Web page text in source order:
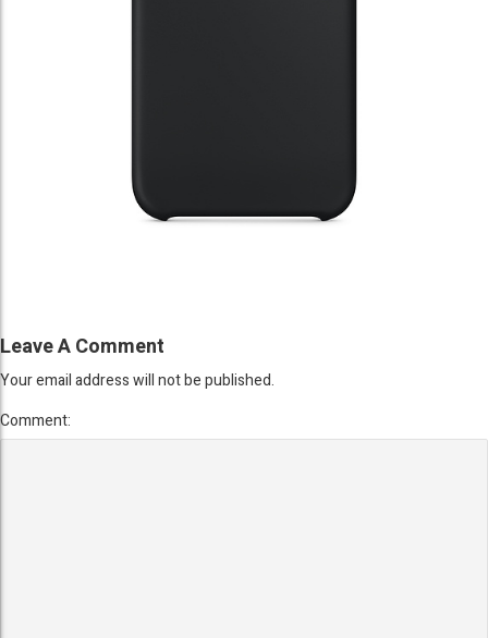
Leave A Comment
Your email address will not be published.
Comment: